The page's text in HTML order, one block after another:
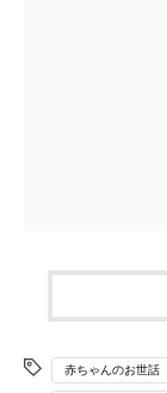
赤ちゃんのお世話